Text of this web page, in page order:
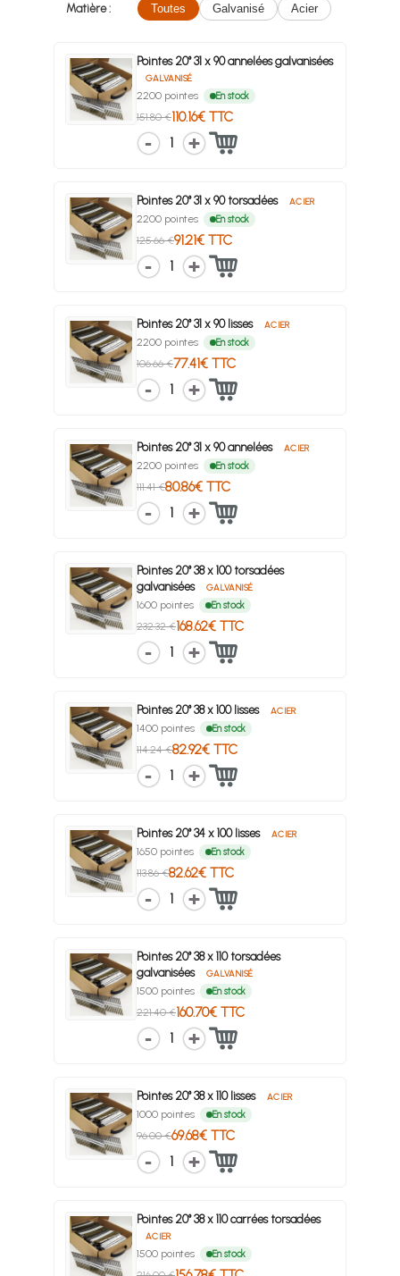
Matière :
Toutes Galvanisé Acier
Pointes 20° 31 x 90 annelées galvanisées
GALVANISÉ
2200 pointes En stock
151.80 €110.16€ TTC
1
Pointes 20° 31 x 90 torsadées ACIER
2200 pointes En stock
125.66 €91.21€ TTC
1
Pointes 20° 31 x 90 lisses ACIER
2200 pointes En stock
106.66 €77.41€ TTC
1
Pointes 20° 31 x 90 annelées ACIER
2200 pointes En stock
111.41 €80.86€ TTC
1
Pointes 20° 38 x 100 torsadées
galvanisées
GALVANISÉ
1600 pointes En stock
232.32 €168.62€ TTC
1
Pointes 20° 38 x 100 lisses ACIER
1400 pointes En stock
114.24 €82.92€ TTC
1
Pointes 20° 34 x 100 lisses ACIER
1650 pointes En stock
113.86 €82.62€ TTC
1
Pointes 20° 38 x 110 torsadées
galvanisées
GALVANISÉ
1500 pointes En stock
221.40 €160.70€ TTC
1
Pointes 20° 38 x 110 lisses ACIER
1000 pointes En stock
96.00 €69.68€ TTC
1
Pointes 20° 38 x 110 carrées torsadées
ACIER
1500 pointes En stock